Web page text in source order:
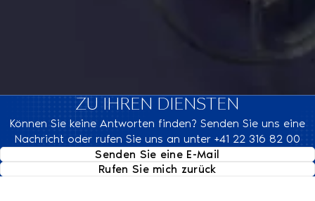
ZU IHREN DIENSTEN
Können Sie keine Antworten finden? Senden Sie uns eine
Nachricht oder rufen Sie uns an unter +41 22 316 82 00
Senden Sie eine E-Mail
Rufen Sie mich zurück